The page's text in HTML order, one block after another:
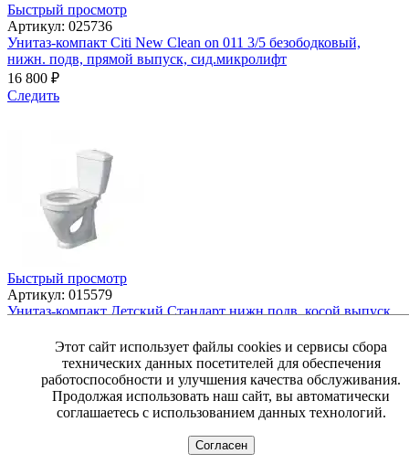
Быстрый просмотр
Артикул: 025736
Унитаз-компакт Citi New Clean on 011 3/5 безободковый,
нижн. подв, прямой выпуск, сид.микролифт
16 800 ₽
Следить
Быстрый просмотр
Артикул: 015579
Унитаз-компакт Детский Стандарт нижн.подв, косой выпуск.
В корзину
Этот сайт использует файлы cookies и сервисы сбора
технических данных посетителей для обеспечения
работоспособности и улучшения качества обслуживания.
Продолжая использовать наш сайт, вы автоматически
соглашаетесь с использованием данных технологий.
Согласен